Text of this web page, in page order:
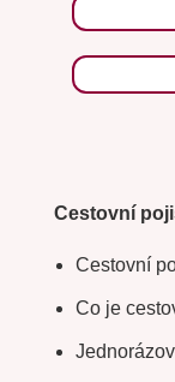
Cestovní
Cestovní
Co je